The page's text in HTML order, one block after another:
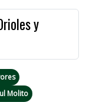
y
Molito